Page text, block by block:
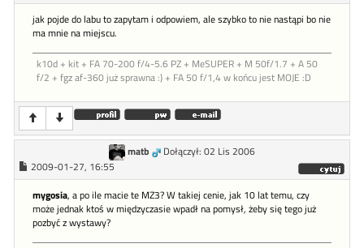
jak pojde do labu to zapytam i odpowiem, ale szybko to nie nastąpi bo nie
ma mnie na miejscu.
k10d + kit + FA 70-200 f/4-5.6 PZ + MeSUPER + M 50f/1.7 + A 50
f/2 + fgz af-360 już sprawna :) + FA 50 f/1,4 w końcu jest MOJE :D
matb
Dołączył: 02 Lis 2006
2009-01-27, 16:55
mygosia, a po ile macie te MZ3? W takiej cenie, jak 10 lat temu, czy
może jednak ktoś w międzyczasie wpadł na pomysł, żeby się tego już
pozbyć z wystawy?